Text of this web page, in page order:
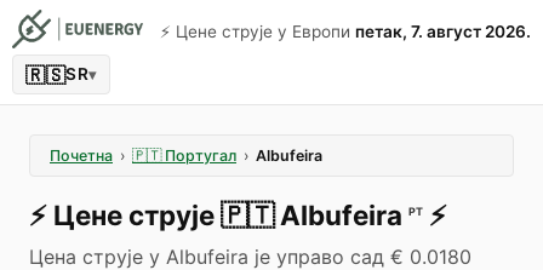
⚡️ Цене струје у Европи петак, 7. август 2026.
🇷🇸SR▾
Почетна › 🇵🇹 Португал › Albufeira
⚡️ Цене струје🇵🇹 Albufeira PT ⚡️
Цена струје у Albufeira је управо сад € 0.0180